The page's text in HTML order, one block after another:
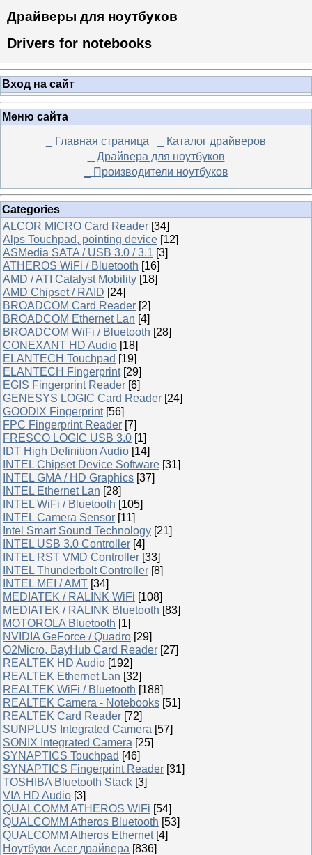
Драйверы для ноутбуков
Drivers for notebooks
Вход на сайт
Меню сайта
_ Главная страница
_ Каталог драйверов
_ Драйвера для ноутбуков
_ Производители ноутбуков
Categories
ALCOR MICRO Card Reader [34]
Alps Touchpad, pointing device [12]
ASMedia SATA / USB 3.0 / 3.1 [3]
ATHEROS WiFi / Bluetooth [16]
AMD / ATI Catalyst Mobility [18]
AMD Chipset / RAID [24]
BROADCOM Card Reader [2]
BROADCOM Ethernet Lan [4]
BROADCOM WiFi / Bluetooth [28]
CONEXANT HD Audio [18]
ELANTECH Touchpad [19]
ELANTECH Fingerprint [29]
EGIS Fingerprint Reader [6]
GENESYS LOGIC Card Reader [24]
GOODIX Fingerprint [56]
FPC Fingerprint Reader [7]
FRESCO LOGIC USB 3.0 [1]
IDT High Definition Audio [14]
INTEL Chipset Device Software [31]
INTEL GMA / HD Graphics [37]
INTEL Ethernet Lan [28]
INTEL WiFi / Bluetooth [105]
INTEL Camera Sensor [11]
Intel Smart Sound Technology [21]
INTEL USB 3.0 Controller [4]
INTEL RST VMD Controller [33]
INTEL Thunderbolt Controller [8]
INTEL MEI / AMT [34]
MEDIATEK / RALINK WiFi [108]
MEDIATEK / RALINK Bluetooth [83]
MOTOROLA Bluetooth [1]
NVIDIA GeForce / Quadro [29]
O2Micro, BayHub Card Reader [27]
REALTEK HD Audio [192]
REALTEK Ethernet Lan [32]
REALTEK WiFi / Bluetooth [188]
REALTEK Camera - Notebooks [51]
REALTEK Card Reader [72]
SUNPLUS Integrated Camera [57]
SONIX Integrated Camera [25]
SYNAPTICS Touchpad [46]
SYNAPTICS Fingerprint Reader [31]
TOSHIBA Bluetooth Stack [3]
VIA HD Audio [3]
QUALCOMM ATHEROS WiFi [54]
QUALCOMM Atheros Bluetooth [53]
QUALCOMM Atheros Ethernet [4]
Ноутбуки Acer драйвера [836]